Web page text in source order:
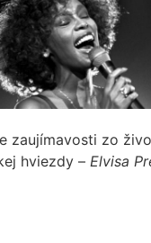
zaujímavosti zo
hviezdy – Elvisa